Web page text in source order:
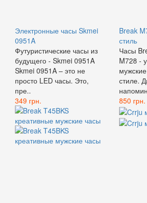
Электронные часы Skmei
0951A
Футуристические часы из
будущего - Skmei 0951A
Skmei 0951A – это не
просто LED часы. Это,
пре..
349 грн.
Break
стиль
Часы
M728 -
стиле.
850 грн.